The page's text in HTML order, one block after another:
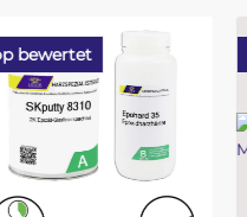
Top bewertet